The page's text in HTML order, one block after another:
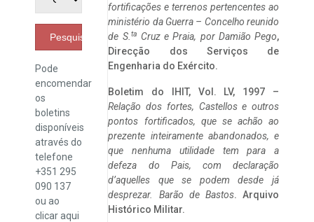
Pesquisar
Pode
encomendar
os
boletins
disponíveis
através do
telefone
+351 295
090 137
ou ao
clicaraqui
fortificações e terrenos pertencentes ao
ministério da Guerra – Concelho reunido
de S. ta Cruz e Praia, por Damião Pego,
Direcção dos Serviços de
Engenharia do Exército.
Boletim do IHIT, Vol. LV, 1997 –
Relação dos fortes, Castellos e outros
pontos fortificados, que se achão ao
prezente inteiramente abandonados, e
que nenhuma utilidade tem para a
defeza do Pais, com declaração
d’aquelles que se podem desde já
desprezar. Barão de Bastos. Arquivo
Histórico Militar.